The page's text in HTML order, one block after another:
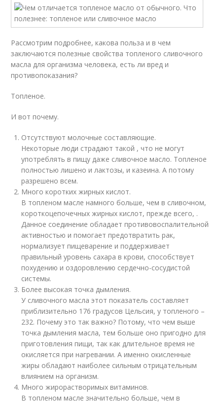
Рассмотрим подробнее, какова польза и в чем
заключаются полезные свойства топленого сливочного
масла для организма человека, есть ли вред и
противопоказания?
Топленое.
И вот почему.
Отсутствуют молочные составляющие.
Некоторые люди страдают такой , что не могут
употреблять в пищу даже сливочное масло. Топленое
полностью лишено и лактозы, и казеина. А потому
разрешено всем.
Много коротких жирных кислот.
В топленом масле намного больше, чем в сливочном,
короткоцепочечных жирных кислот, прежде всего, .
Данное соединение обладает противовоспалительной
активностью и помогает предотвратить рак,
нормализует пищеварение и поддерживает
правильный уровень сахара в крови, способствует
похудению и оздоровлению сердечно-сосудистой
системы.
Более высокая точка дымления.
У сливочного масла этот показатель составляет
приблизительно 176 градусов Цельсия, у топленого –
232. Почему это так важно? Потому, что чем выше
точка дымления масла, тем больше оно пригодно для
приготовления пищи, так как длительное время не
окисляется при нагревании. А именно окисленные
жиры обладают наиболее сильным отрицательным
влиянием на организм.
Много жирорастворимых витаминов.
В топленом масле значительно больше, чем в